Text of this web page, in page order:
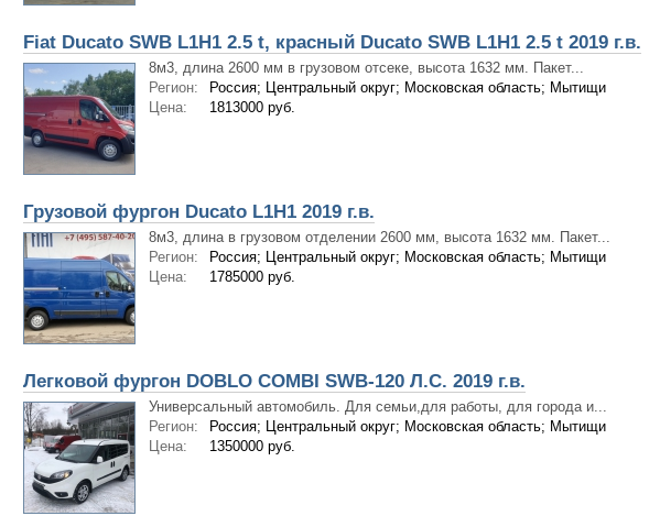
Fiat Ducato SWB L1H1 2.5 t, красный Ducato SWB L1H1 2.5 t 2019 г.в.
8м3, длина 2600 мм в грузовом отсеке, высота 1632 мм. Пакет...
Регион:
Россия; Центральный округ; Московская область; Мытищи
Цена:
1813000 руб.
Грузовой фургон Ducato L1H1 2019 г.в.
8м3, длина в грузовом отделении 2600 мм, высота 1632 мм. Пакет...
Регион:
Россия; Центральный округ; Московская область; Мытищи
Цена:
1785000 руб.
Легковой фургон DOBLO COMBI SWB-120 Л.С. 2019 г.в.
Универсальный автомобиль. Для семьи,для работы, для города и...
Регион:
Россия; Центральный округ; Московская область; Мытищи
Цена:
1350000 руб.